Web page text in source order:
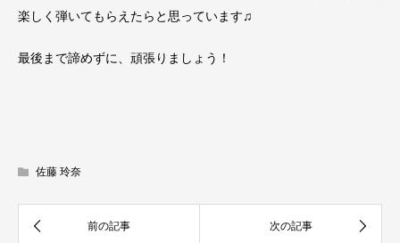
楽しく弾いてもらえたらと思っています♫
最後まで諦めずに、頑張りましょう！
佐藤 玲奈